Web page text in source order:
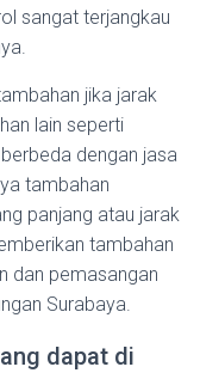
sangat terjangkau
jika jarak
lain seperti
dengan jasa
tambahan
panjang atau jarak
tambahan
dan pemasangan
Surabaya.
dapat di